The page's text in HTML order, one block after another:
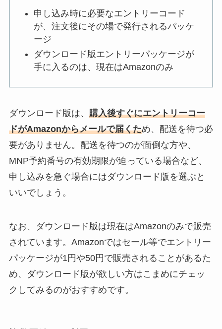
申し込み時に必要なエントリーコード
が、注文後にその場で発行されるパッケ
ージ
ダウンロード版エントリーパッケージが
手に入るのは、現在はAmazonのみ
ダウンロード版は、 購入後すぐにエントリーコー
ドがAmazonからメールで届くため、配送を待つ必
要がありません。配送を待つのが面倒な方や、
MNP予約番号の有効期限が迫っている場合など、
申し込みを急ぐ場合にはダウンロード版を選ぶと
いいでしょう。
なお、ダウンロード版は現在はAmazonのみで販売
されています。Amazonではセール等でエントリー
パッケージが1円や50円で販売されることがあるた
め、ダウンロード版が欲しい方はこまめにチェッ
クしてみるのがおすすめです。